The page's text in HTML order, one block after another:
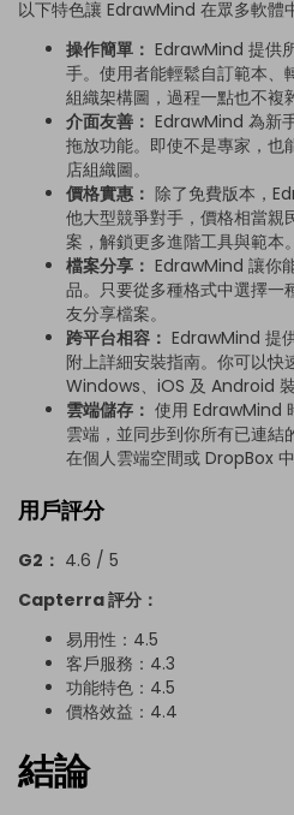
以下特色讓 EdrawMind 在眾多軟體
操作簡單： EdrawMind 提供
手。使用者能輕鬆自訂範本、
組織架構圖，過程一點也不複
介面友善： EdrawMind 為新
拖放功能。即使不是專家，也
店組織圖。
價格實惠： 除了免費版本，
他大型競爭對手，價格相當親
案，解鎖更多進階工具與範本。
檔案分享： EdrawMind 讓你
品。只要從多種格式中選擇一
友分享檔案。
跨平台相容： EdrawMind 提
附上詳細安裝指南。你可以快
Windows、iOS 及 Android 裝
雲端儲存： 使用 EdrawMind
雲端，並同步到你所有已連結
在個人雲端空間或 DropBox 中
用戶評分
G2： 4.6 / 5
Capterra 評分：
易用性：4.5
客戶服務：4.3
功能特色：4.5
價格效益：4.4
結論